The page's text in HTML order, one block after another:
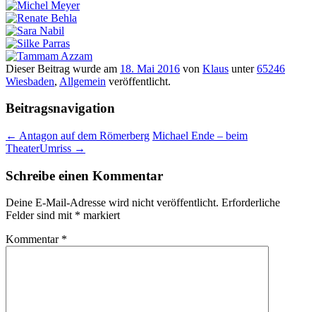
Dieser Beitrag wurde am 18. Mai 2016 von Klaus unter65246
Wiesbaden, Allgemein veröffentlicht.
Beitragsnavigation
← Antagon auf dem Römerberg Michael Ende – beim
TheaterUmriss →
Schreibe einen Kommentar
Deine E-Mail-Adresse wird nicht veröffentlicht. Erforderliche
Felder sind mit * markiert
Kommentar *